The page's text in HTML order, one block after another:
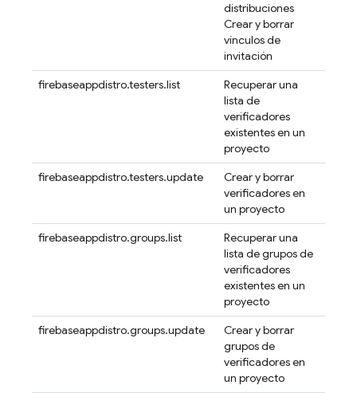
distribuciones
Crear y borrar
vínculos de
invitación
firebaseappdistro.testers.list
Recuperar una
lista de
verificadores
existentes en un
proyecto
firebaseappdistro.testers.update
Crear y borrar
verificadores en
un proyecto
firebaseappdistro.groups.list
Recuperar una
lista de grupos de
verificadores
existentes en un
proyecto
firebaseappdistro.groups.update
Crear y borrar
grupos de
verificadores en
un proyecto